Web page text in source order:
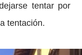
tentar por
tentación.